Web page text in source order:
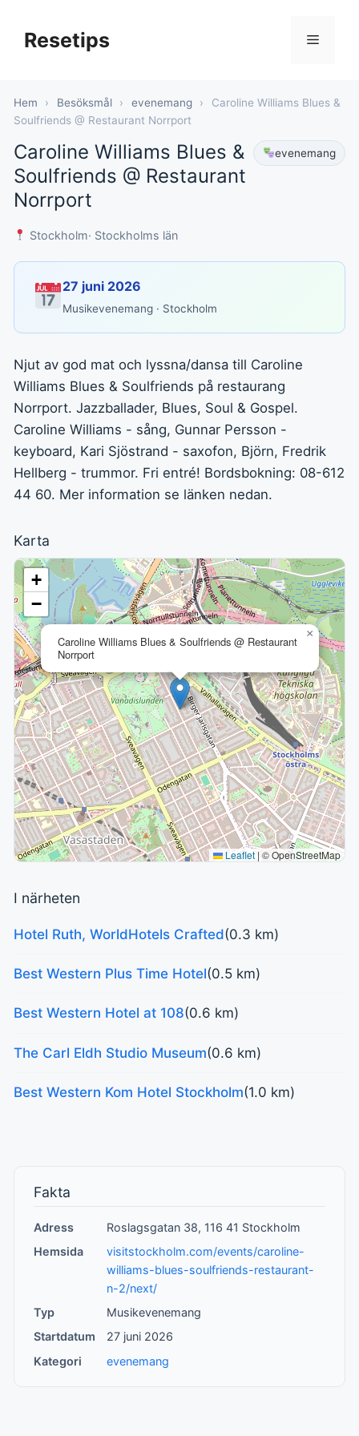
innehållResetips Meny
Hem › Besöksmål › evenemang ›
Caroline Williams Blues &
Soulfriends @ Restaurant Norrport
Caroline Williams Blues &
Soulfriends @ Restaurant
Norrport
evenemang
Stockholm· Stockholms län
27 juni 2026
Musikevenemang · Stockholm
Njut av god mat och lyssna/dansa till Caroline
Williams Blues & Soulfriends på restaurang
Norrport. Jazzballader, Blues, Soul & Gospel.
Caroline Williams - sång, Gunnar Persson -
keyboard, Kari Sjöstrand - saxofon, Björn, Fredrik
Hellberg - trummor. Fri entré! Bordsbokning: 08-612
44 60. Mer information se länken nedan.
Karta
Caroline Williams Blues & Soulfriends @ Restaurant
Norrport
×
+
−
Leaflet | © OpenStreetMap
I närheten
Hotel Ruth, WorldHotels Crafted(0.3 km)
Best Western Plus Time Hotel(0.5 km)
Best Western Hotel at 108(0.6 km)
The Carl Eldh Studio Museum(0.6 km)
Best Western Kom Hotel Stockholm(1.0 km)
Fakta
Adress
Roslagsgatan 38, 116 41 Stockholm
Hemsida
visitstockholm.com/events/caroline-
williams-blues-soulfriends-restaurant-
n-2/next/
Typ
Musikevenemang
Startdatum
27 juni 2026
Kategori
evenemang